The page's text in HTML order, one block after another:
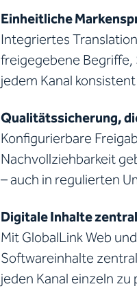
Einheitliche
Integriertes
freigegebene Begriffe,
jedem Kanal
Qualitätssicherung,
Konfigurierbare
Nachvollziehbarkeit
– auch in regulierten
Digitale Inhalte
Mit GlobalLink Web
Softwareinhalte
jeden Kanal einzeln zu